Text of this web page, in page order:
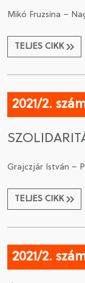
Mikó Fruzsina –
TELJES CIKK
2021/2.
Grajczjár István –
TELJES CIKK
2021/2.